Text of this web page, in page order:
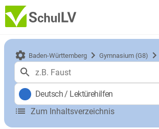
Baden-Württemberg Gymnasium (G8)
Deutsch/ Lektürehilfen
Zum Inhaltsverzeichnis